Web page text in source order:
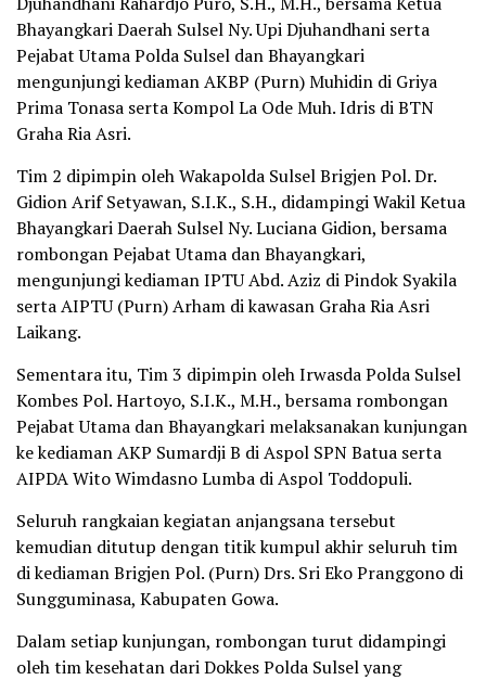
Bhayangkari Daerah Sulsel Ny. Upi Djuhandhani serta
Pejabat Utama Polda Sulsel dan Bhayangkari
mengunjungi kediaman AKBP (Purn) Muhidin di Griya
Prima Tonasa serta Kompol La Ode Muh. Idris di BTN
Graha Ria Asri.
Tim 2 dipimpin oleh Wakapolda Sulsel Brigjen Pol. Dr.
Gidion Arif Setyawan, S.I.K., S.H., didampingi Wakil Ketua
Bhayangkari Daerah Sulsel Ny. Luciana Gidion, bersama
rombongan Pejabat Utama dan Bhayangkari,
mengunjungi kediaman IPTU Abd. Aziz di Pindok Syakila
serta AIPTU (Purn) Arham di kawasan Graha Ria Asri
Laikang.
Sementara itu, Tim 3 dipimpin oleh Irwasda Polda Sulsel
Kombes Pol. Hartoyo, S.I.K., M.H., bersama rombongan
Pejabat Utama dan Bhayangkari melaksanakan kunjungan
ke kediaman AKP Sumardji B di Aspol SPN Batua serta
AIPDA Wito Wimdasno Lumba di Aspol Toddopuli.
Seluruh rangkaian kegiatan anjangsana tersebut
kemudian ditutup dengan titik kumpul akhir seluruh tim
di kediaman Brigjen Pol. (Purn) Drs. Sri Eko Pranggono di
Sungguminasa, Kabupaten Gowa.
Dalam setiap kunjungan, rombongan turut didampingi
oleh tim kesehatan dari Dokkes Polda Sulsel yang